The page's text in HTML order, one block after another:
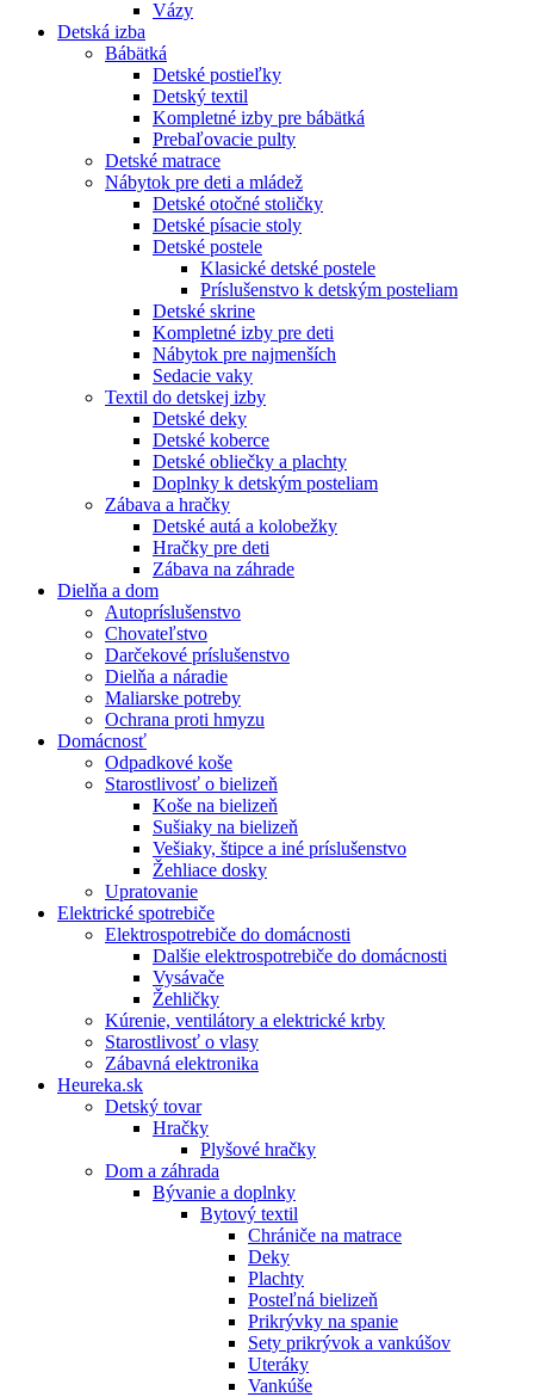
Vázy
Detská izba
Bábätká
Detské postieľky
Detský textil
Kompletné izby pre bábätká
Prebaľovacie pulty
Detské matrace
Nábytok pre deti a mládež
Detské otočné stoličky
Detské písacie stoly
Detské postele
Klasické detské postele
Príslušenstvo k detským posteliam
Detské skrine
Kompletné izby pre deti
Nábytok pre najmenších
Sedacie vaky
Textil do detskej izby
Detské deky
Detské koberce
Detské obliečky a plachty
Doplnky k detským posteliam
Zábava a hračky
Detské autá a kolobežky
Hračky pre deti
Zábava na záhrade
Dielňa a dom
Autopríslušenstvo
Chovateľstvo
Darčekové príslušenstvo
Dielňa a náradie
Maliarske potreby
Ochrana proti hmyzu
Domácnosť
Odpadkové koše
Starostlivosť o bielizeň
Koše na bielizeň
Sušiaky na bielizeň
Vešiaky, štipce a iné príslušenstvo
Žehliace dosky
Upratovanie
Elektrické spotrebiče
Elektrospotrebiče do domácnosti
Dalšie elektrospotrebiče do domácnosti
Vysávače
Žehličky
Kúrenie, ventilátory a elektrické krby
Starostlivosť o vlasy
Zábavná elektronika
Heureka.sk
Detský tovar
Hračky
Plyšové hračky
Dom a záhrada
Bývanie a doplnky
Bytový textil
Chrániče na matrace
Deky
Plachty
Posteľná bielizeň
Prikrývky na spanie
Sety prikrývok a vankúšov
Uteráky
Vankúše